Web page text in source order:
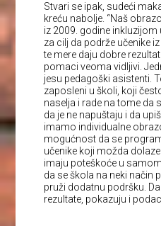
Stvari se ipak, sudeći
kreću nabolje. “Naš
iz 2009. godine
za cilj da podrže učenike
te mere daju dobre
pomaci veoma vidljivi.
jesu pedagoški asistenti.
zaposleni u školi, koji
naselja i rade na tome da
da je ne napuštaju i da
imamo individualne
mogućnost da se
učenike koji možda
imaju poteškoće u
da se škola na neki način
pruži dodatnu podršku.
rezultate, pokazuju i